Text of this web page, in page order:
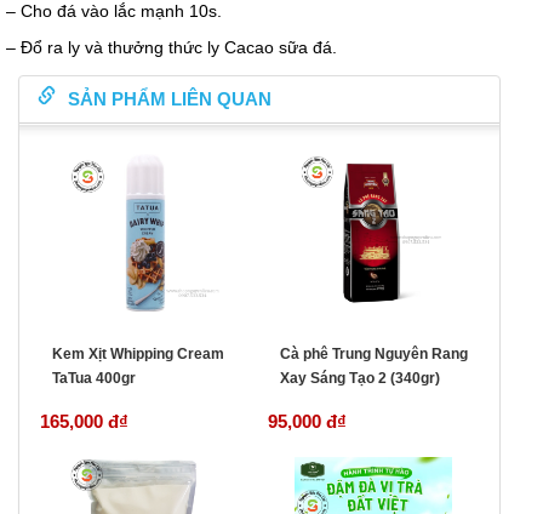
– Cho đá vào lắc mạnh 10s.
– Đổ ra ly và thưởng thức ly Cacao sữa đá.
SẢN PHẨM LIÊN QUAN
Kem Xịt Whipping Cream
TaTua 400gr
165,000 đ₫
Cà phê Trung Nguyên Rang
Xay Sáng Tạo 2 (340gr)
95,000 đ₫